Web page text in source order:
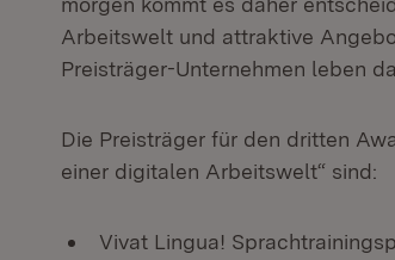
Arbeitswelt und attraktive
Preisträger-Unternehmen leben
Die Preisträger für den dritten
einer digitalen Arbeitswelt“ sind:
Vivat Lingua!